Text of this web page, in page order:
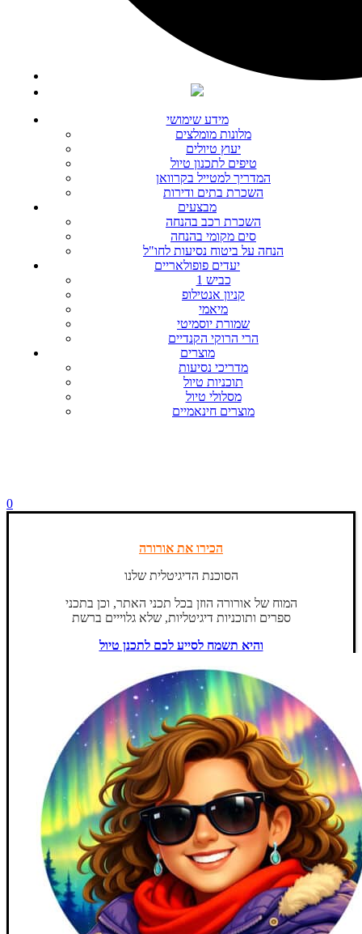
מידע שימושי
מלונות מומלצים
יעוץ טיולים
טיפים לתכנון טיול
המדריך למטייל בקרוואן
השכרת בתים ודירות
מבצעים
השכרת רכב בהנחה
סים מקומי בהנחה
הנחה על ביטוח נסיעות לחו"ל
יעדים פופולאריים
כביש 1
קניון אנטילופ
מיאמי
שמורת יוסמיטי
הרי הרוקי הקנדיים
מוצרים
מדריכי נסיעות
תוכניות טיול
מסלולי טיול
מוצרים חינאמיים
0
הכירו את אורורה
הסוכנת הדיגיטלית שלנו
המוח של אורורה הוזן בכל תכני האתר, וכן בתכני
ספרים ותוכניות דיגיטליות, שלא גלוייים ברשת
והיא תשמח לסייע לכם לתכנן טיול